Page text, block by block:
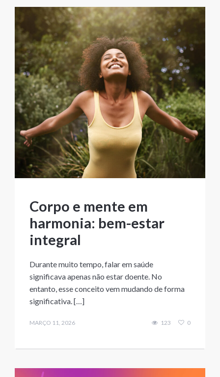
Corpo e mente em
harmonia: bem-estar
integral
Durante muito tempo, falar em saúde
significava apenas não estar doente. No
entanto, esse conceito vem mudando de forma
significativa. […]
MARÇO 11, 2026 123 0